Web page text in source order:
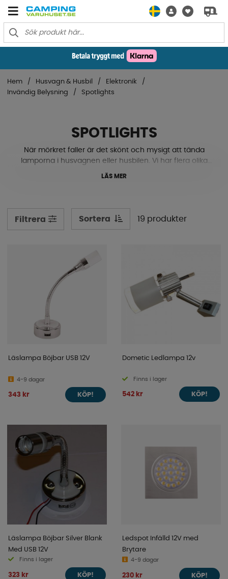
Hem Husvagn & Husbil
Elektronik
Invändig Belysning
Spotlights
SPOTLIGHTS
När mörkret faller är det skönt och mysigt att tända
lamporna i husvagnen eller husbilen. Vi har flera olika
spotlights som kan monteras på väggen eller taket, där
vi har att erbjuda!
LÄS MER
Filtrera Sortera 19 produkter
Läslampa Böjbar USB 12V
4-9 dagar
343 kr KÖP!
Dometic Ledlampa 12v
Finns i lager
542 kr KÖP!
Läslampa Böjbar Silver Blank
Med USB 12V
Finns i lager
323 kr KÖP!
Ledspot Infälld 12V med
Brytare
4-9 dagar
230 kr KÖP!